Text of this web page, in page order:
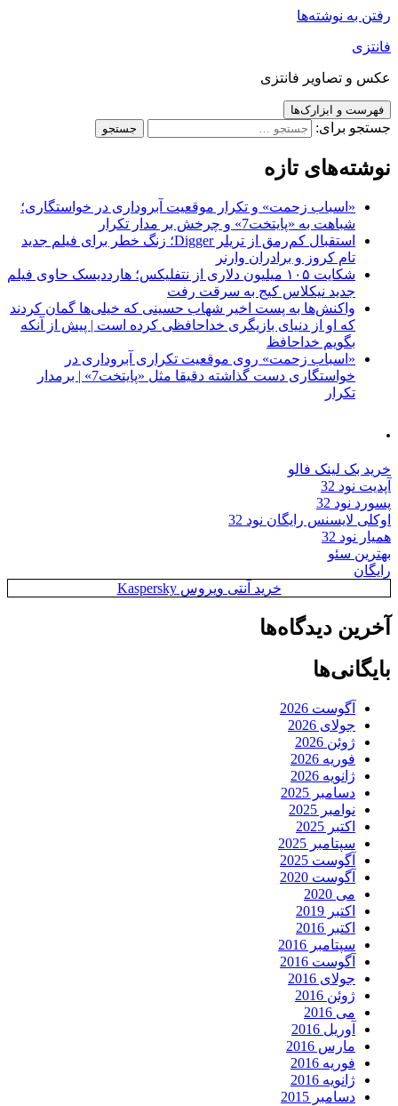
رفتن به نوشته‌ها
فانتزی
عکس و تصاویر فانتزی
فهرست و ابزارک‌ها
جستجو برای:
نوشته‌های تازه
«اسباب زحمت» و تکرار موقعیت آبروداری در خواستگاری؛
شباهت به «پایتخت7» و چرخش بر مدار تکرار
استقبال کم‌رمق از تریلر Digger؛ زنگ خطر برای فیلم جدید
تام کروز و برادران وارنر
شکایت ۱۰۵ میلیون دلاری از نتفلیکس؛ هارددیسک حاوی فیلم
جدید نیکلاس کیج به سرقت رفت
واکنش‌ها به پست اخیر شهاب حسینی که خیلی‌ها گمان کردند
که او از دنیای بازیگری خداحافظی کرده است | پیش از آنکه
بگویم خداحافظ
«اسباب زحمت» روی موقعیت تکراری آبروداری در
خواستگاری دست گذاشته دقیقا مثل «پایتخت7» | برمدار
تکرار
.
خرید بک لینک فالو
آپدیت نود 32
پسورد نود 32
اوکلی لایسنس رایگان نود 32
همیار نود 32
بهترین سئو
رایگان
خرید آنتی ویروس Kaspersky
آخرین دیدگاه‌ها
بایگانی‌ها
آگوست 2026
جولای 2026
ژوئن 2026
فوریه 2026
ژانویه 2026
دسامبر 2025
نوامبر 2025
اکتبر 2025
سپتامبر 2025
آگوست 2025
آگوست 2020
می 2020
اکتبر 2019
اکتبر 2016
سپتامبر 2016
آگوست 2016
جولای 2016
ژوئن 2016
می 2016
آوریل 2016
مارس 2016
فوریه 2016
ژانویه 2016
دسامبر 2015